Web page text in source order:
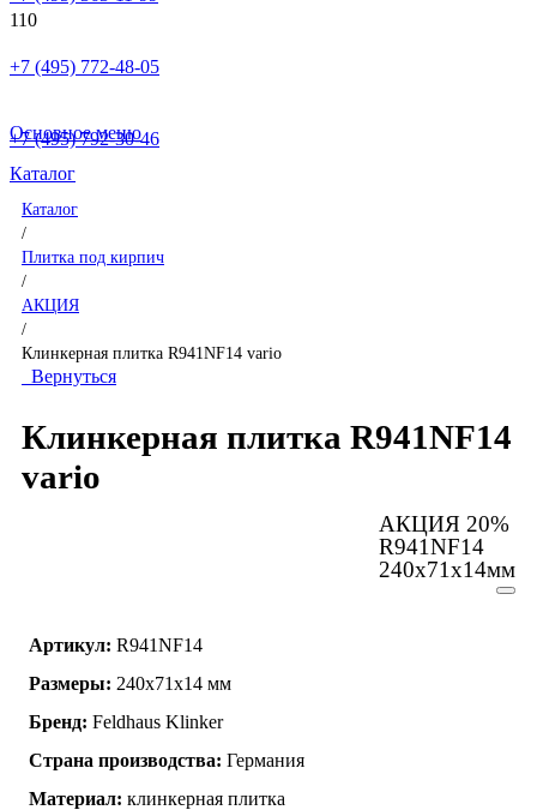
+7 (495) 772-48-05
+7 (495) 792-30-46
Основное меню
Каталог
Каталог
/
Плитка под кирпич
/
АКЦИЯ
/
Клинкерная плитка R941NF14 vario
Вернуться
Клинкерная плитка R941NF14
vario
АКЦИЯ 20%
R941NF14
240х71х14мм
Артикул: R941NF14
Размеры: 240x71x14 мм
Бренд: Feldhaus Klinker
Страна производства: Германия
Материал: клинкерная плитка